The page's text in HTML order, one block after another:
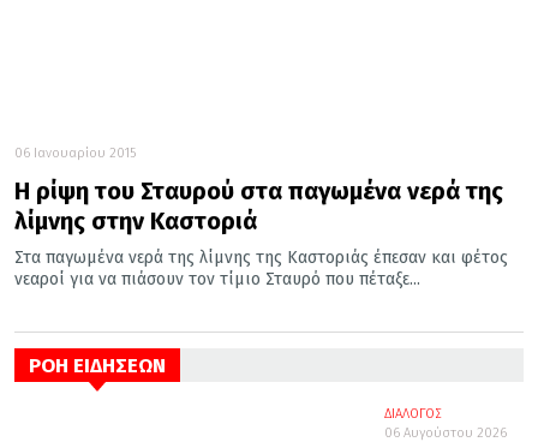
06 Ιανουαρίου 2015
Η ρίψη του Σταυρού στα παγωμένα νερά της
λίμνης στην Καστοριά
Στα παγωμένα νερά της λίμνης της Καστοριάς έπεσαν και φέτος
νεαροί για να πιάσουν τον τίμιο Σταυρό που πέταξε...
ΡΟΗ ΕΙΔΗΣΕΩΝ
ΔΙΑΛΟΓΟΣ
06 Αυγούστου 2026